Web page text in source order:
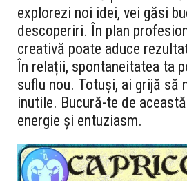
explorezi noi idei, vei găsi
descoperiri. În plan
creativă poate aduce
În relații, spontaneitatea ta
suflu nou. Totuși, ai grijă să
inutile. Bucură-te de
energie și entuziasm.